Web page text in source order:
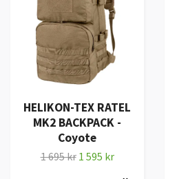
HELIKON-TEX RATEL
MK2 BACKPACK -
Coyote
1 695 kr 1 595 kr